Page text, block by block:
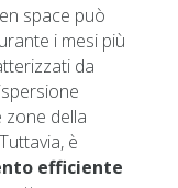
space può
i mesi più
da
della
è
efficiente